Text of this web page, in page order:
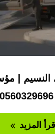
|
اقرأ المزيد